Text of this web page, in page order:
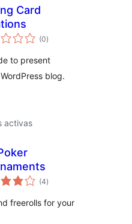
Card
(0total
de
)
to present
blog.
activas
(4total
de
)
freerolls for your